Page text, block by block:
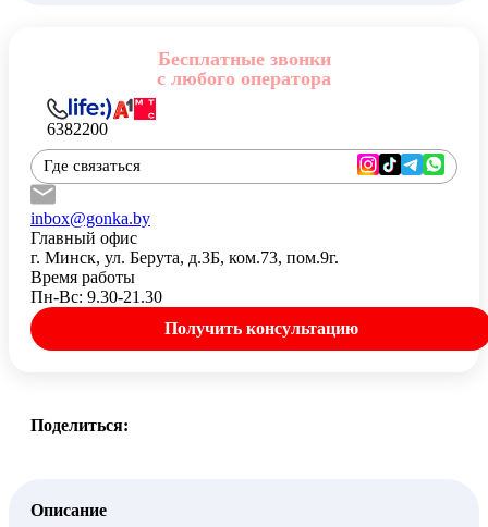
Бесплатные звонки
с любого оператора
6382200
Где связаться
inbox@gonka.by
Главный офис
г. Минск, ул. Берута, д.3Б, ком.73, пом.9г.
Время работы
Пн-Вс: 9.30-21.30
Получить консультацию
Поделиться:
Описание